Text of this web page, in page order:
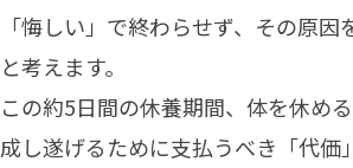
「悔しい」で終わらせず、その原
と考えます。
この約5日間の休養期間、体を休め
成し遂げるために支払うべき「代